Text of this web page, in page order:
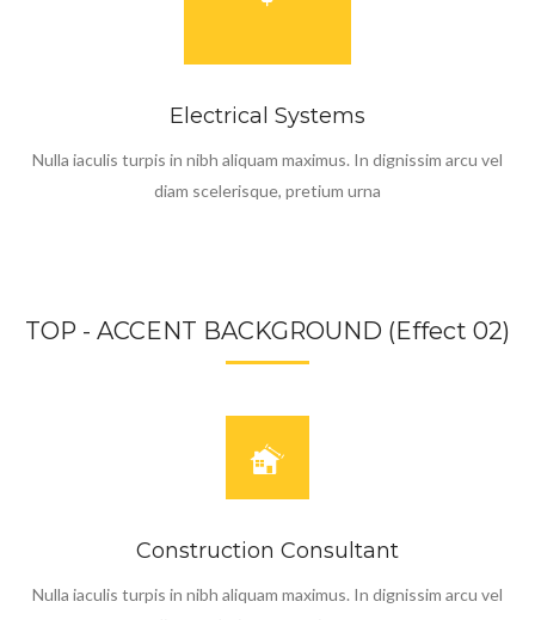
Electrical Systems
Nulla iaculis turpis in nibh aliquam maximus. In dignissim arcu vel
diam scelerisque, pretium urna
TOP - ACCENT BACKGROUND (Effect 02)
Construction Consultant
Nulla iaculis turpis in nibh aliquam maximus. In dignissim arcu vel